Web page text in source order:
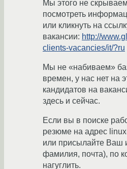
Мы этого не
посмотреть
или кликнуть на
вакансии: http://
clients-vacancies/it/?ru
Мы не «набиваем»
времен, у нас нет на
кандидатов на
здесь и сейчас.
Если вы в поиске
резюме на адрес
или присылайте Ваш
фамилия, почта), по
нагуглить.